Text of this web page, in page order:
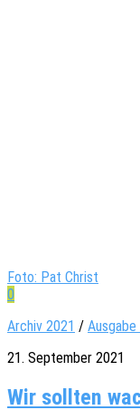
Foto: Pat Christ
0
Archiv 2021 /
21. September 2021
Wir sollten